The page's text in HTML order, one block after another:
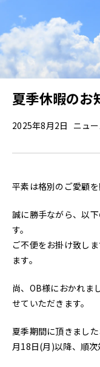
耐震診断・
各種補助金
施工事例
新築
リノベーショ
店舗
D-ESTATE
不動産物件
cotton1/2
会社案内
会社概要
スタッフ紹介
夏季休暇のお
2025年8月2日 ニュ
平素は格別のご愛顧を
誠に勝手ながら、以
す。
ご不便をお掛け致し
ます。
尚、OB様におかれま
せていただきます。
夏季期間に頂きまし
月18日(月)以降、順次